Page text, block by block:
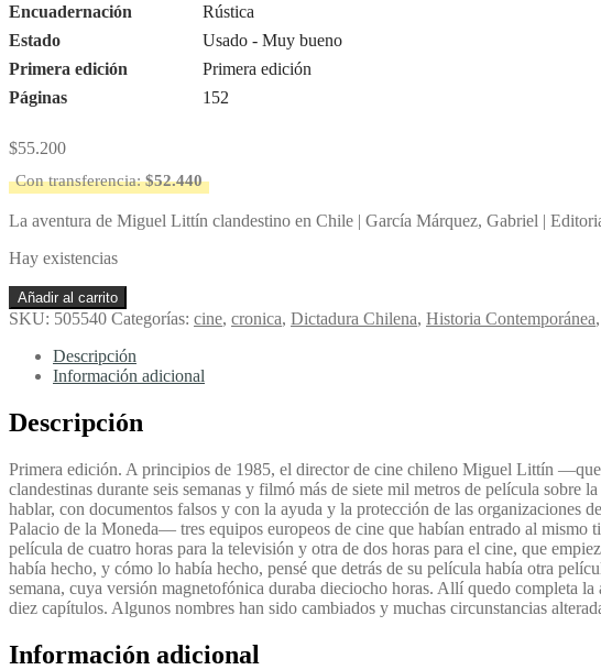
Encuadernación
Rústica
Estado
Usado - Muy bueno
Primera edición
Primera edición
Páginas
152
$55.200
Con transferencia:$52.440
La aventura de Miguel Littín clandestino en Chile | García Márquez, Gabriel |
Hay existencias
La
aventura
Miguel
Littín
en
Chile
García
Márquez,
Gabriel
cantidad
Añadir al carrito
SKU: 505540 Categorías: cine, cronica, Dictadura Chilena, Historia Contemporánea,
Descripción
Información adicional
Descripción
Primera edición. A principios de 1985, el director de cine chileno Miguel Littín
clandestinas durante seis semanas y filmó más de siete mil metros de película
hablar, con documentos falsos y con la ayuda y la protección de las
Palacio de la Moneda— tres equipos europeos de cine que habían entrado al mismo
película de cuatro horas para la televisión y otra de dos horas para el cine, que
había hecho, y cómo lo había hecho, pensé que detrás de su película había otra
semana, cuya versión magnetofónica duraba dieciocho horas. Allí quedo completa
diez capítulos. Algunos nombres han sido cambiados y muchas circunstancias
Información adicional